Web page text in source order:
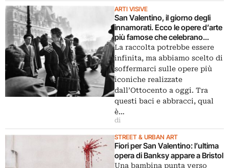
ARTI VISIVE
San Valentino, il giorno degli
innamorati. Ecco le opere d’arte
più famose che celebrano
l’amore
La raccolta potrebbe essere
infinita, ma abbiamo scelto di
soffermarci sulle opere più
iconiche realizzate
dall’Ottocento a oggi. Tra
questi baci e abbracci, qual
è…
di
STREET & URBAN ART
Fiori per San Valentino: l’ultima
opera di Banksy appare a Bristol
Una bambina punta verso